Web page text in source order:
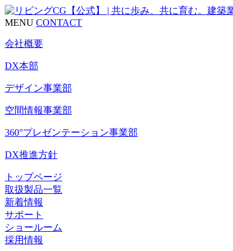
MENU CONTACT
会社概要
DX本部
デザイン事業部
空間情報事業部
360°プレゼンテーション事業部
DX推進方針
トップページ
取扱製品一覧
新着情報
サポート
ショールーム
採用情報